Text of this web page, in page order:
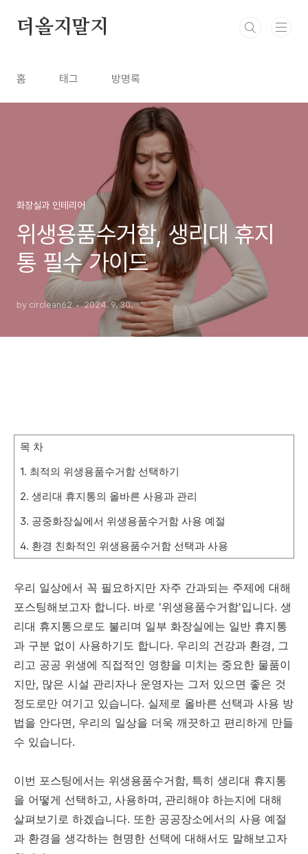
더올지말지
홈 태그 방명록
화장실과 인테리어
위생용품수거함, 생리대 휴지
통 필수 가이드
by circlean62 2024. 9. 30.
목 차
1. 최적의 위생용품수거함 선택하기
2. 생리대 휴지통의 올바른 사용과 관리
3. 공중화장실에서 위생용품수거함 사용 예절
4. 환경 친화적인 위생용품수거함 선택과 사용
우리 일상에서 꼭 필요하지만 자주 간과되는 주제에 대해
포스팅해보고자 합니다. 바로 '위생용품수거함'입니다. 생
리대 휴지통으로도 불리며 일부 화장실에는 일반 휴지통
과 구분 없이 사용하기도 합니다. 우리의 건강과 환경, 그
리고 공공 위생에 직접적인 영향을 미치는 중요한 물품이
지만, 많은 시설 관리자나 운영자는 그저 있으면 좋은 것
정도로만 여기고 있습니다. 실제로 올바른 선택과 사용 방
법을 안다면, 우리의 일상을 더욱 깨끗하고 편리하게 만들
수 있습니다.
이번 포스팅에서는 위생용품수거함, 특히 생리대 휴지통
을 어떻게 선택하고, 사용하며, 관리해야 하는지에 대해
살펴보기로 하겠습니다. 또한 공공장소에서의 사용 예절
과 환경을 생각하는 현명한 선택에 대해서도 말해보고자